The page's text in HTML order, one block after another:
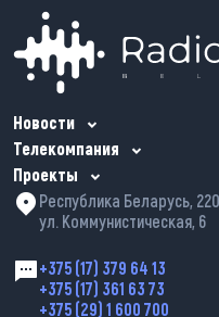
Новости
Телекомпания
Проекты
Республика Беларусь,
ул. Коммунистическая, 6
+375 (17) 379 64 13
+375 (17) 361 63 73
+375 (29) 1 600 700